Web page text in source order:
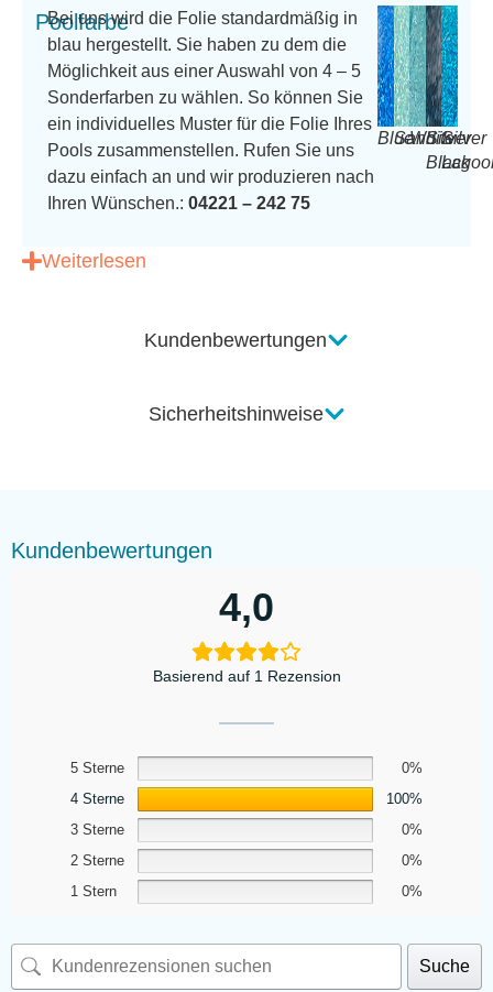
Kundenbewertungen
Sicherheitshinweise
Poolfarbe
Bei uns wird die Folie standardmäßig in
blau hergestellt. Sie haben zu dem die
Möglichkeit aus einer Auswahl von 4 – 5
Sonderfarben zu wählen. So können Sie
ein individuelles Muster für die Folie Ihres
Pools zusammenstellen. Rufen Sie uns
dazu einfach an und wir produzieren nach
Ihren Wünschen.:04221 – 242 75
BlueSand
White
Silver
Black
Silver
Weiterlesen
Kundenbewertungen
4,0
Basierend auf 1 Rezension
5 Sterne
0%
4 Sterne
100%
3 Sterne
0%
2 Sterne
0%
1 Stern
0%
Suche